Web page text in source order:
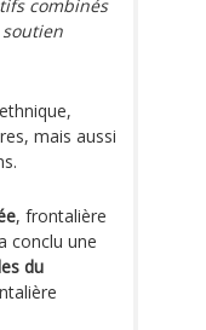
combinés
mais aussi
, frontalière
conclu une
du